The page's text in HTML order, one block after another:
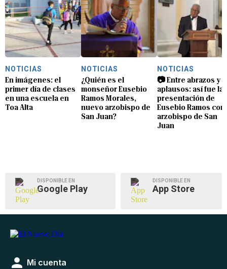
NOTICIAS
En imágenes: el
primer día de clases
en una escuela en
Toa Alta
NOTICIAS
¿Quién es el
monseñor Eusebio
Ramos Morales,
nuevo arzobispo de
San Juan?
NOTICIAS
📷 Entre abrazos y
aplausos: así fue la
presentación de
Eusebio Ramos
arzobispo de San
Juan
DISPONIBLE EN
Google Play
DISPONIBLE EN
App Store
Mi cuenta